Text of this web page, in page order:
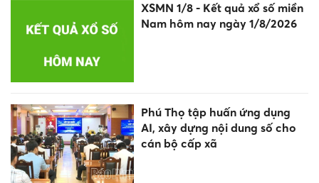
XSMN 1/8 - Kết quả xổ số miền
Nam hôm nay ngày 1/8/2026
Phú Thọ tập huấn ứng dụng
AI, xây dựng nội dung số cho
cán bộ cấp xã